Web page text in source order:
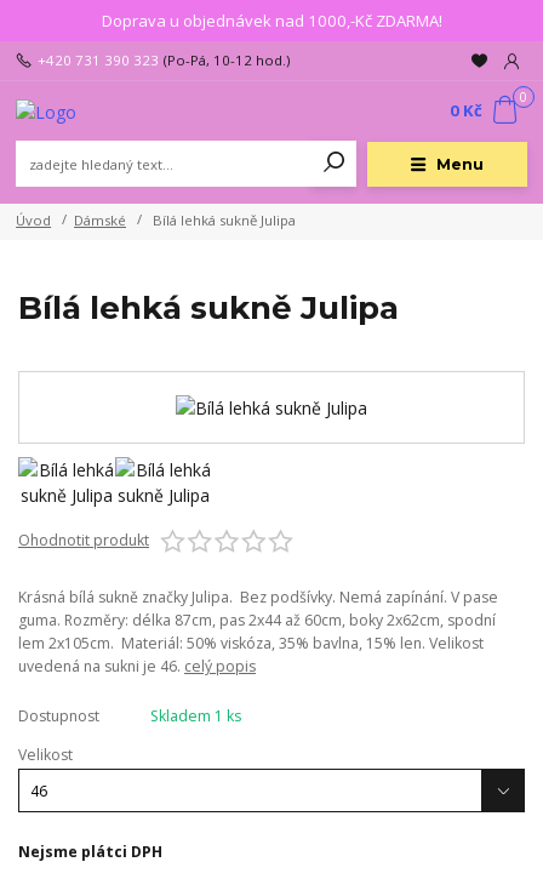
Doprava u objednávek nad 1000,-Kč ZDARMA!
Menu
+420 731 390 323 (Po-Pá, 10-12 hod.)
0
0 Kč
Úvod Dámské Bílá lehká sukně Julipa
Bílá lehká sukně Julipa
Ohodnotit produkt
Krásná bílá sukně značky Julipa. Bez podšívky. Nemá zapínání. V pase
guma. Rozměry: délka 87cm, pas 2x44 až 60cm, boky 2x62cm, spodní
lem 2x105cm. Materiál: 50% viskóza, 35% bavlna, 15% len. Velikost
uvedená na sukni je 46. celý popis
Dostupnost
Skladem 1 ks
Velikost
Nejsme plátci DPH